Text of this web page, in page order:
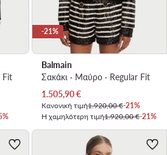
Fit
-21%
Balmain
Σακάκι · Μαύρο · Regular Fit
Τρέχουσα τιμή
1.505,90€
Κανονική τιμή1.920,00 €-21%
Η χαμηλότερη τιμή1.920,00 €-21%